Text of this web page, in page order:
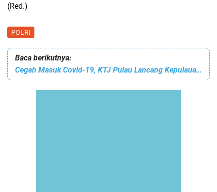
(Red.)
POLRI
Baca berikutnya:
Cegah Masuk Covid-19, KTJ Pulau Lancang Kepulauan Seribu Selatan Testing Swab Antigen 5 Pendatang